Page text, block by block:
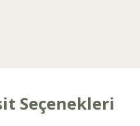
Seçenekleri